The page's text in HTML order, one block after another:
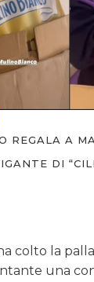
REGALA A
DI
colto la
una